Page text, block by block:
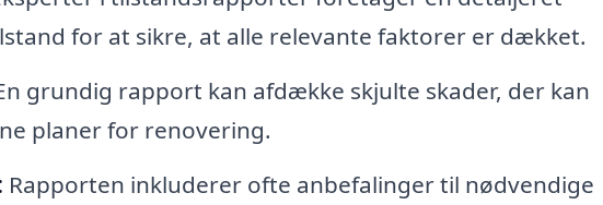
for at sikre, at alle relevante faktorer er dækket.
grundig rapport kan afdække skjulte skader, der kan
planer for renovering.
Rapporten inkluderer ofte anbefalinger til nødvendige